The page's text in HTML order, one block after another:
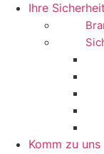
Ihre Sicherheit
Komm zu uns